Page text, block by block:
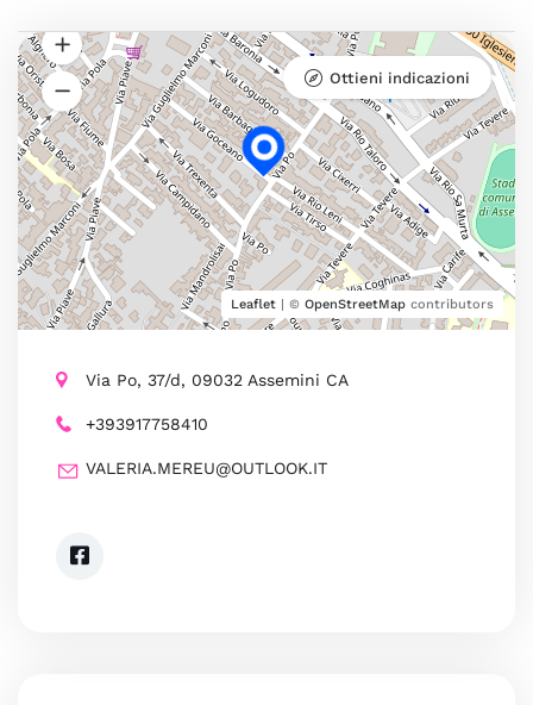
Leaflet | © OpenStreetMap contributors
Ottieni indicazioni
Via Po, 37/d, 09032 Assemini CA
+393917758410
VALERIA.MEREU@OUTLOOK.IT